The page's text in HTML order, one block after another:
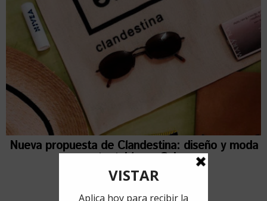
Nueva propuesta de Clandestina: diseño y moda
sustentable en Cuba
1 marzo, 2022 porRafael Miranda